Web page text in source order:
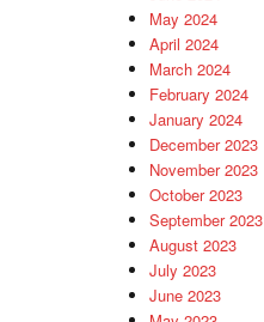
May 2024
April 2024
March 2024
February 2024
January 2024
December 2023
November 2023
October 2023
September 2023
August 2023
July 2023
June 2023